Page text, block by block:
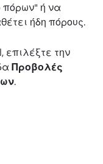
πόρων" ή να
ήδη πόρους.
επιλέξτε την
Προβολές
.